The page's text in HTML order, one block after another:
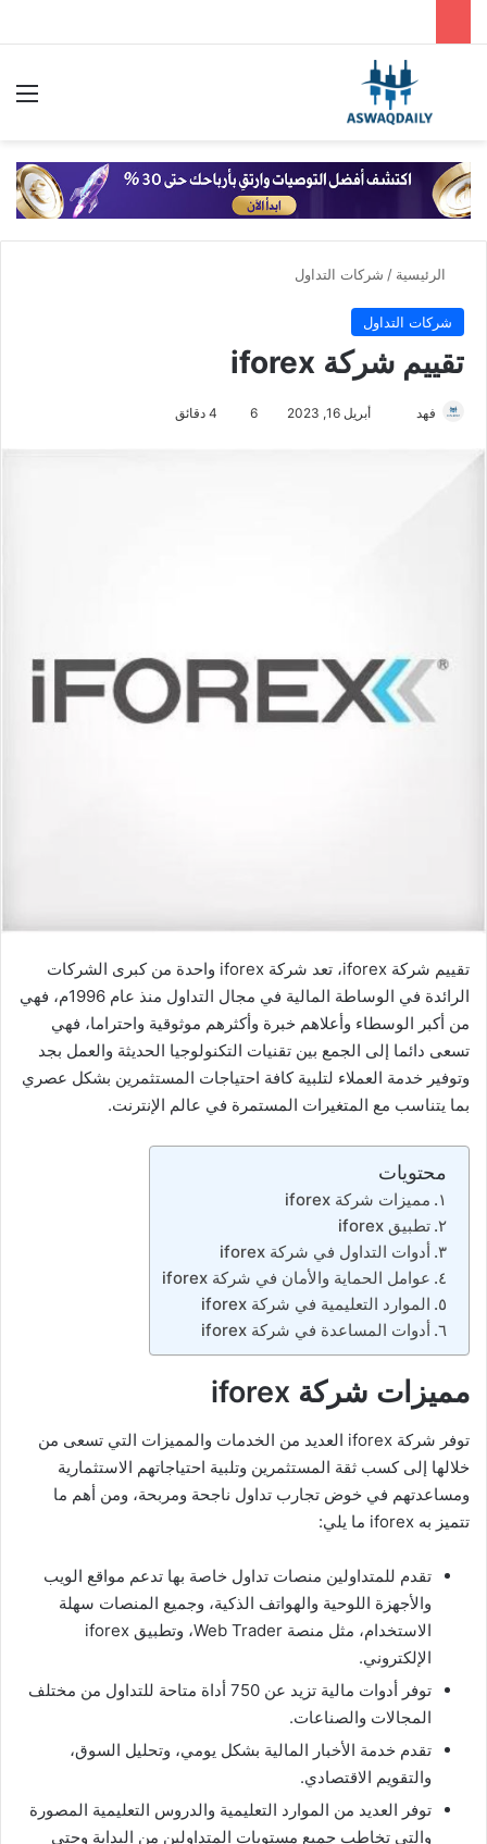
بحث عن
الرئيسية / شركات التداول
شركات التداول
تقييم شركة iforex
فهد
ل
ك
ت
أبريل 16, 2023 6
تقييم شركة iforex، تعد شركة iforex واحدة من كبرى الشركات
الرائدة في الوساطة المالية في مجال التداول منذ عام 1996م، فهي
من أكبر الوسطاء وأعلاهم خبرة وأكثرهم موثوقية واحتراما، فهي
تسعى دائما إلى الجمع بين تقنيات التكنولوجيا الحديثة والعمل بجد
وتوفير خدمة العملاء لتلبية كافة احتياجات المستثمرين بشكل عصري
بما يتناسب مع المتغيرات المستمرة في عالم الإنترنت.
محتويات
مميزات شركة iforex
تطبيق iforex
أدوات التداول في شركة iforex
عوامل الحماية والأمان في شركة iforex
الموارد التعليمية في شركة iforex
أدوات المساعدة في شركة iforex
مميزات شركة iforex
توفر شركة iforex العديد من الخدمات والمميزات التي تسعى من
خلالها إلى كسب ثقة المستثمرين وتلبية احتياجاتهم الاستثمارية
ومساعدتهم في خوض تجارب تداول ناجحة ومربحة، ومن أهم ما
تتميز به iforex ما يلي:
تقدم للمتداولين منصات تداول خاصة بها تدعم مواقع الويب
والأجهزة اللوحية والهواتف الذكية، وجميع المنصات سهلة
الاستخدام، مثل منصة Web Trader، وتطبيق iforex
الإلكتروني.
توفر أدوات مالية تزيد عن 750 أداة متاحة للتداول من مختلف
المجالات والصناعات.
تقدم خدمة الأخبار المالية بشكل يومي، وتحليل السوق،
والتقويم الاقتصادي.
توفر العديد من الموارد التعليمية والدروس التعليمية المصورة
والتي تخاطب جميع مستويات المتداولين من البداية وحتى